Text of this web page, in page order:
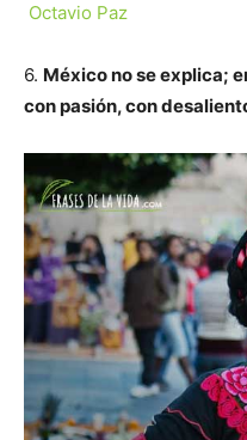
Octavio Paz
6. México no se explica;
con pasión, con